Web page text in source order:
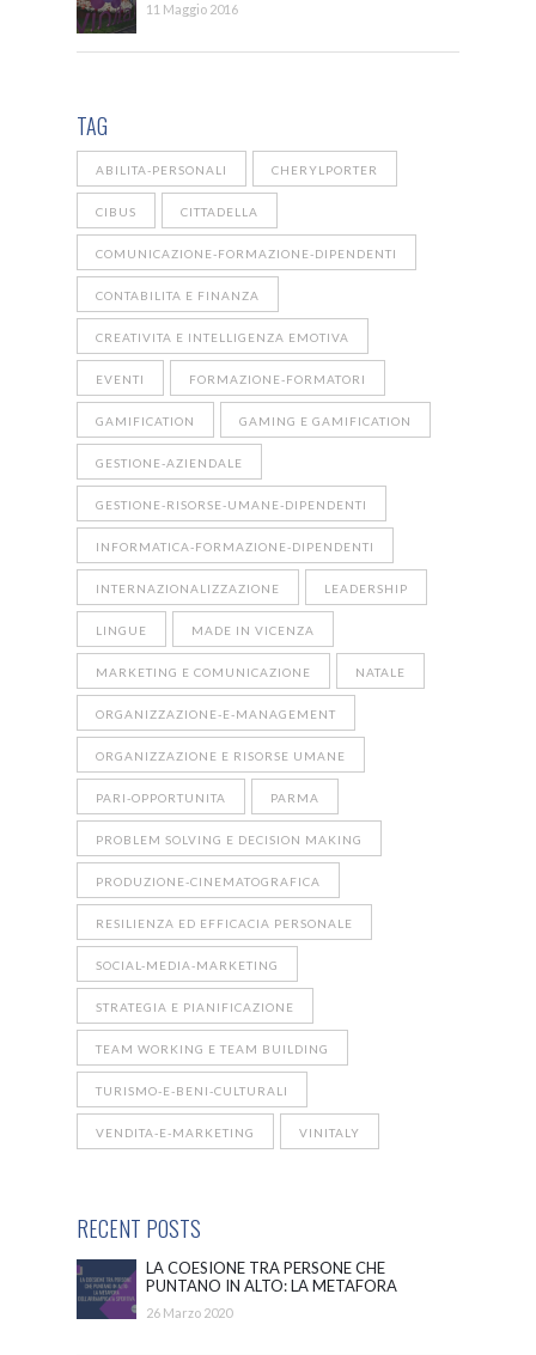
11 Maggio 2016
TAG
ABILITA-PERSONALI CHERYLPORTER
CIBUS CITTADELLA
COMUNICAZIONE-FORMAZIONE-DIPENDENTI
CONTABILITA E FINANZA
CREATIVITA E INTELLIGENZA EMOTIVA
EVENTI FORMAZIONE-FORMATORI
GAMIFICATION GAMING E GAMIFICATION
GESTIONE-AZIENDALE
GESTIONE-RISORSE-UMANE-DIPENDENTI
INFORMATICA-FORMAZIONE-DIPENDENTI
INTERNAZIONALIZZAZIONE LEADERSHIP
LINGUE MADE IN VICENZA
MARKETING E COMUNICAZIONE NATALE
ORGANIZZAZIONE-E-MANAGEMENT
ORGANIZZAZIONE E RISORSE UMANE
PARI-OPPORTUNITA PARMA
PROBLEM SOLVING E DECISION MAKING
PRODUZIONE-CINEMATOGRAFICA
RESILIENZA ED EFFICACIA PERSONALE
SOCIAL-MEDIA-MARKETING
STRATEGIA E PIANIFICAZIONE
TEAM WORKING E TEAM BUILDING
TURISMO-E-BENI-CULTURALI
VENDITA-E-MARKETING VINITALY
RECENT POSTS
LA COESIONE TRA PERSONE CHE
PUNTANO IN ALTO: LA METAFORA
26 Marzo 2020